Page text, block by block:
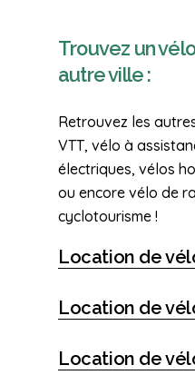
Trouvez un
autre ville :
Retrouvez les
VTT, vélo à
électriques, vélos
ou encore vélo de
cyclotourisme !
Location de
Location de
Location de